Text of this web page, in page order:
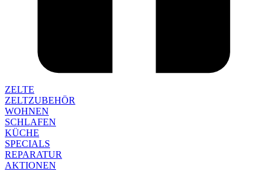
ZELTE
ZELTZUBEHÖR
WOHNEN
SCHLAFEN
KÜCHE
SPECIALS
REPARATUR
AKTIONEN